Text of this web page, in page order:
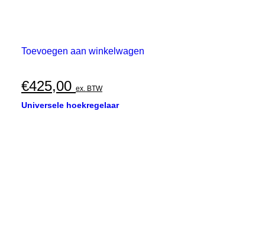
Toevoegen aan winkelwagen
€425,00 ex. BTW
Universele hoekregelaar